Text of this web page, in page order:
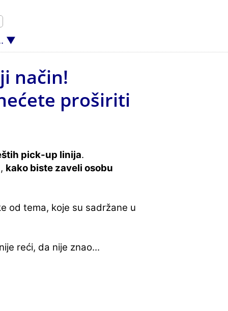
način!
proširiti
pick-up linija.
kako biste zaveli osobu
od tema, koje su sadržane u
reći, da nije znao...